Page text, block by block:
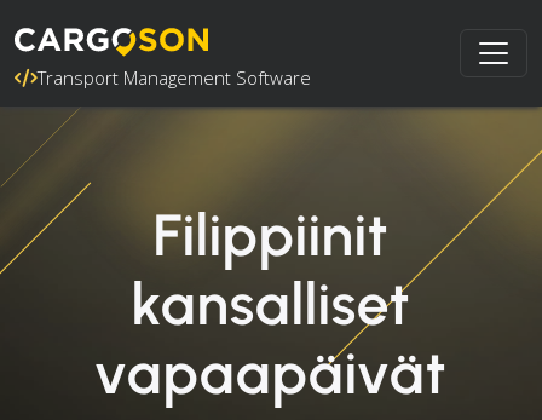
Transport Management Software
Filippiinit
kansalliset
vapaapäivät